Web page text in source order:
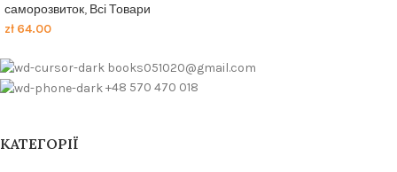
саморозвиток, Всі Товари
zł 64.00
books051020@gmail.com
+48 570 470 018
КАТЕГОРІЇ